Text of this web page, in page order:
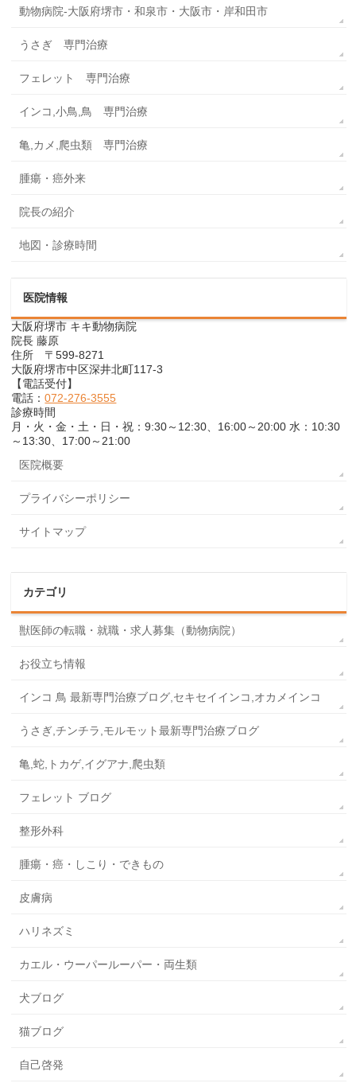
動物病院-大阪府堺市・和泉市・大阪市・岸和田市
うさぎ 専門治療
フェレット 専門治療
インコ,小鳥,鳥 専門治療
亀,カメ,爬虫類 専門治療
腫瘍・癌外来
院長の紹介
地図・診療時間
医院情報
大阪府堺市 キキ動物病院
院長 藤原
住所 〒599-8271
大阪府堺市中区深井北町117-3
【電話受付】
電話：072-276-3555
診療時間
月・火・金・土・日・祝：9:30～12:30、16:00～20:00 水：10:30
～13:30、17:00～21:00
医院概要
プライバシーポリシー
サイトマップ
カテゴリ
獣医師の転職・就職・求人募集（動物病院）
お役立ち情報
インコ 鳥 最新専門治療ブログ,セキセイインコ,オカメインコ
うさぎ,チンチラ,モルモット最新専門治療ブログ
亀,蛇,トカゲ,イグアナ,爬虫類
フェレット ブログ
整形外科
腫瘍・癌・しこり・できもの
皮膚病
ハリネズミ
カエル・ウーパールーパー・両生類
犬ブログ
猫ブログ
自己啓発